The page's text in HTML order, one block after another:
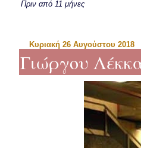
Πριν από 11 μήνες
Κυριακή 26 Αυγούστου 2018
Γιώργου